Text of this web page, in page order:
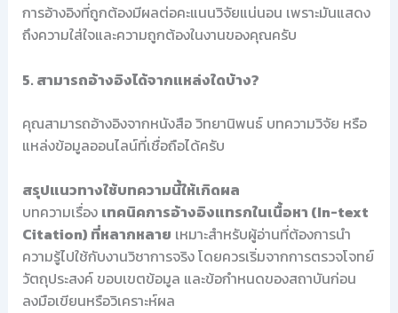
การอ้างอิงที่ถูกต้องมีผลต่อคะแนนวิจัยแน่นอน เพราะมันแสดง
ถึงความใส่ใจและความถูกต้องในงานของคุณครับ
5. สามารถอ้างอิงได้จากแหล่งใดบ้าง?
คุณสามารถอ้างอิงจากหนังสือ วิทยานิพนธ์ บทความวิจัย หรือ
แหล่งข้อมูลออนไลน์ที่เชื่อถือได้ครับ
สรุปแนวทางใช้บทความนี้ให้เกิดผล
บทความเรื่อง เทคนิคการอ้างอิงแทรกในเนื้อหา (In-text
Citation) ที่หลากหลาย เหมาะสำหรับผู้อ่านที่ต้องการนำ
ความรู้ไปใช้กับงานวิชาการจริง โดยควรเริ่มจากการตรวจโจทย์
วัตถุประสงค์ ขอบเขตข้อมูล และข้อกำหนดของสถาบันก่อน
ลงมือเขียนหรือวิเคราะห์ผล